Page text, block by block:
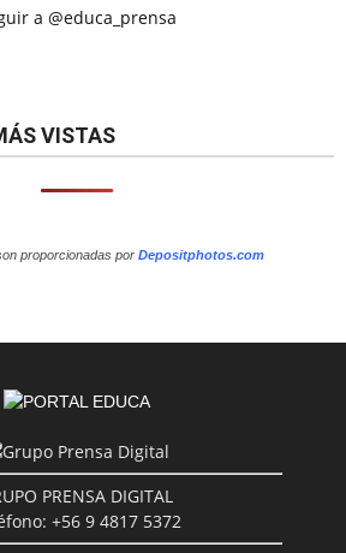
a @educa_prensa
VISTAS
proporcionadas por Depositphotos.com
PRENSA DIGITAL
+56 9 4817 5372